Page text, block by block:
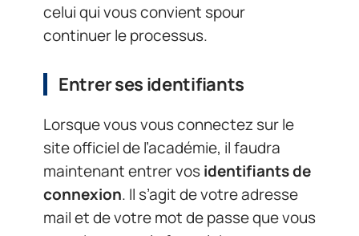
celui qui vous convient spour
continuer le processus.
Entrer ses identifiants
Lorsque vous vous connectez sur le
site officiel de l’académie, il faudra
maintenant entrer vosidentifiants de
connexion. Il s’agit de votre adresse
mail et de votre mot de passe que vous